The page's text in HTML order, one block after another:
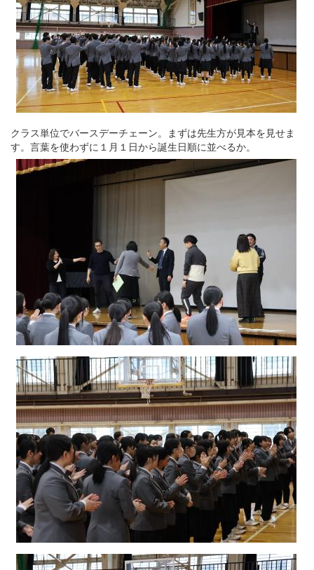
クラス単位でバースデーチェーン。まずは先生方が見本を見せま
す。言葉を使わずに１月１日から誕生日順に並べるか。